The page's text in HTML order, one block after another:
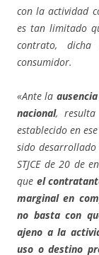
con la actividad
es tan limitado
contrato, dicha
consumidor.
«Ante la
nacional, resulta
establecido en
sido
STJCE de 20 de
que el
marginal en
no basta con
ajeno a la
uso o destino